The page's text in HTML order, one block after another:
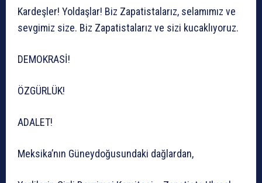
Kardeşler! Yoldaşlar! Biz Zapatistalarız, selamımız ve
sevgimiz size. Biz Zapatistalarız ve sizi kucaklıyoruz.
DEMOKRASİ!
ÖZGÜRLÜK!
ADALET!
Meksika’nın Güneydoğusundaki dağlardan,